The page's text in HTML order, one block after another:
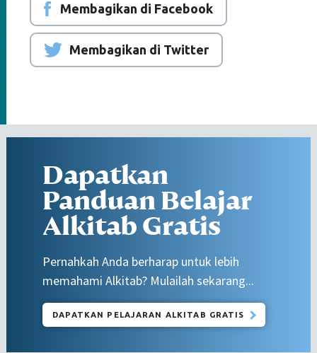
Membagikan di Facebook
Membagikan di Twitter
Dapatkan
Panduan Belajar
Alkitab Gratis
Pernahkah Anda berharap untuk lebih
memahami Alkitab? Mulailah sekarang...
DAPATKAN PELAJARAN ALKITAB GRATIS